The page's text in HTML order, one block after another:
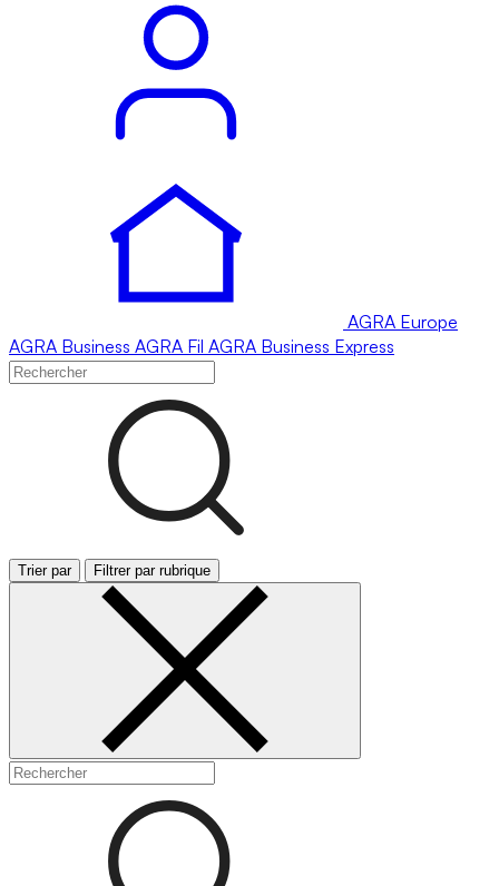
AGRA Europe
AGRA Business AGRA Fil AGRA Business Express
Trier par Filtrer par rubrique